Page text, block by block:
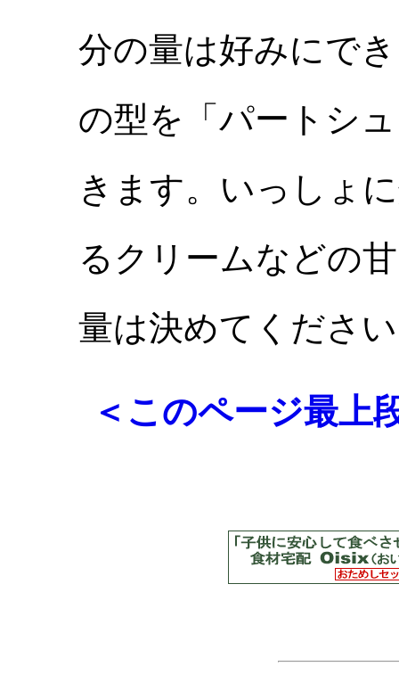
分の量は好みにで
の型を「パートシ
きます。いっしょ
るクリームなどの
量は決めてくださ
＜このページ最